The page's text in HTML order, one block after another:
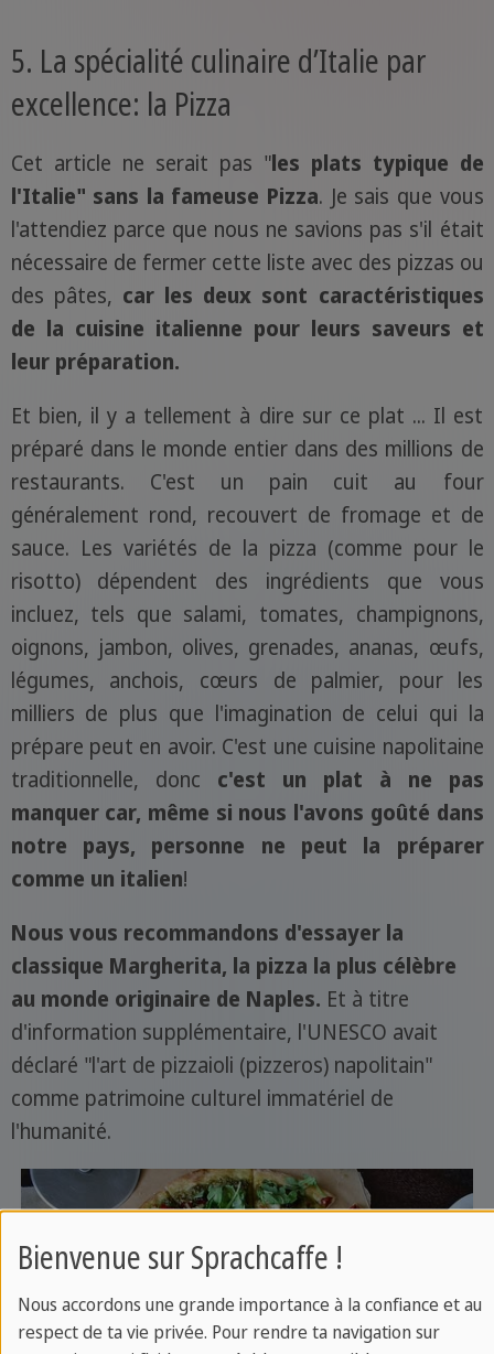
5. La spécialité culinaire d’Italie par
excellence: la Pizza
Cet article ne serait pas "les plats typique de
l'Italie" sans la fameuse Pizza. Je sais que vous
l'attendiez parce que nous ne savions pas s'il était
nécessaire de fermer cette liste avec des pizzas ou
des pâtes, car les deux sont caractéristiques
de la cuisine italienne pour leurs saveurs et
leur préparation.
Et bien, il y a tellement à dire sur ce plat ... Il est
préparé dans le monde entier dans des millions de
restaurants. C'est un pain cuit au four
généralement rond, recouvert de fromage et de
sauce. Les variétés de la pizza (comme pour le
risotto) dépendent des ingrédients que vous
incluez, tels que salami, tomates, champignons,
oignons, jambon, olives, grenades, ananas, œufs,
légumes, anchois, cœurs de palmier, pour les
milliers de plus que l'imagination de celui qui la
prépare peut en avoir. C'est une cuisine napolitaine
traditionnelle, donc c'est un plat à ne pas
manquer car, même si nous l'avons goûté dans
notre pays, personne ne peut la préparer
comme un italien!
Nous vous recommandons d'essayer la
classique Margherita, la pizza la plus célèbre
au monde originaire de Naples. Et à titre
d'information supplémentaire, l'UNESCO avait
déclaré "l'art de pizzaioli (pizzeros) napolitain"
comme patrimoine culturel immatériel de
l'humanité.
Bienvenue sur Sprachcaffe !
Nous accordons une grande importance à la confiance et au
respect de ta vie privée. Pour rendre ta navigation sur